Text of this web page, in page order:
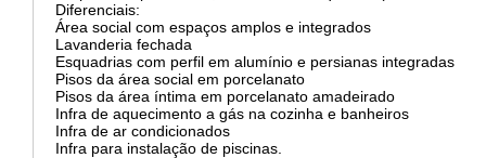
Diferenciais:
Área social com espaços amplos e integrados
Lavanderia fechada
Esquadrias com perfil em alumínio e persianas integradas
Pisos da área social em porcelanato
Pisos da área íntima em porcelanato amadeirado
Infra de aquecimento a gás na cozinha e banheiros
Infra de ar condicionados
Infra para instalação de piscinas.